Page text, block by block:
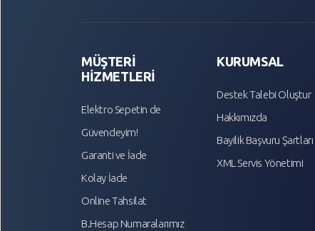
MÜŞTERİ
HİZMETLERİ
Elektro Sepetin de
Güvendeyim!
Garanti ve İade
Kolay İade
Online Tahsilat
B.Hesap Numaralarımız
KURUMSAL
Destek Talebi Oluştur
Hakkımızda
Bayilik Başvuru Şartları
XML Servis Yönetimi